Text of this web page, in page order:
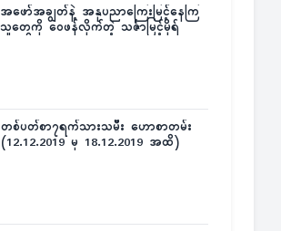
အဖော်အချွတ်နဲ့ အနုပညာကြေးမြင့်နေကြ
သူတွေကို ဝေဖန်လိုက်တဲ့ သင်္ဇာမြင့်မိုရ်
တစ်ပတ်စာ၇ရက်သားသမီး ဟောစာတမ်း
(12.12.2019 မှ 18.12.2019 အထိ)